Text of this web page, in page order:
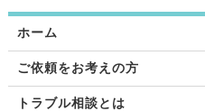
ホーム
ご依頼をお考えの方
トラブル相談とは